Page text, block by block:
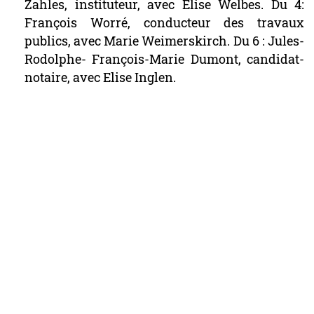
Zahles, instituteur, avec Elise Welbes. Du 4:
François Worré, conducteurdes travaux
publics,avecMarieWeimerskirch. Du 6 :Jules-
Rodolphe-François-Marie Dumont,candidat-
notaire, avecEliseInglen.